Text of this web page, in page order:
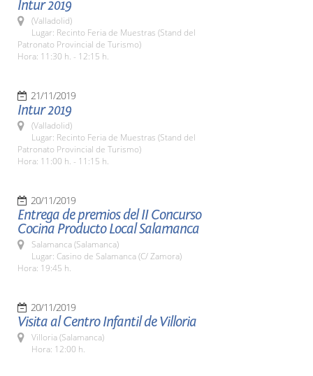
Intur 2019
(Valladolid)
Lugar: Recinto Feria de Muestras (Stand del
Patronato Provincial de Turismo)
Hora: 11:30 h. - 12:15 h.
21/11/2019
Intur 2019
(Valladolid)
Lugar: Recinto Feria de Muestras (Stand del
Patronato Provincial de Turismo)
Hora: 11:00 h. - 11:15 h.
20/11/2019
Entrega de premios del II Concurso
Cocina Producto Local Salamanca
Salamanca (Salamanca)
Lugar: Casino de Salamanca (C/ Zamora)
Hora: 19:45 h.
20/11/2019
Visita al Centro Infantil de Villoria
Villoria (Salamanca)
Hora: 12:00 h.